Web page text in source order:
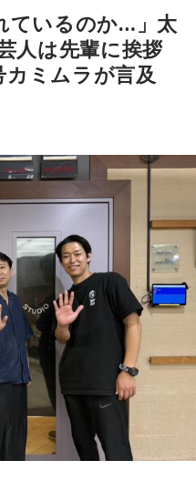
by TOYOTA
侑里
beat/
ルゼンチンと対戦したイン
んですよ。サッカーってそ
すぐに戦術を）変えられ
す。なぜならば、相手が
ら。だから“個”の力を高め
なってくるということです
力
続出しましたが、それでも
手層も相当厚くなったとい
っているし、森保監督の
る準備をしてきた」とい
グループステージで証明で
ら上に行くためには、や
と感じています。
の選手がケガする国は
で結果を残していないコン
すがよく愚痴をこぼしてい
れないんだって（笑）」
れないことがまったくな
「ぐりんぴーすがそう言
紀が乱れているかどうか」
んぴーすさんが言っている
と思うんですけど……たぶ
いないと思います」と苦笑
ねると、カミムラは「こん
（ぐりんぴーすさんが）ど
と思います」と正直に語り
の世界に入ったら俺だって
も一応挨拶するじゃな
」と持論を語ります。その
ちゃんと挨拶をしない人
リアルな実情を明かしま
ているのか…」太
人は先輩に挨拶
カミムラが言及